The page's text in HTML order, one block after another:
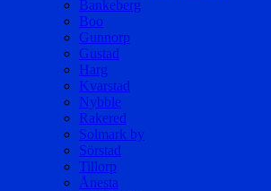
Bankeberg
Boo
Gunnorp
Gustad
Harg
Kvarstad
Nybble
Rakered
Solmark by
Sörstad
Tillorp
Ånesta